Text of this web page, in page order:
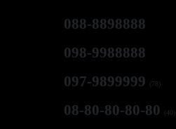
088-8898888
098-9988888
097-9899999 (78)
08-80-80-80-80 (40)